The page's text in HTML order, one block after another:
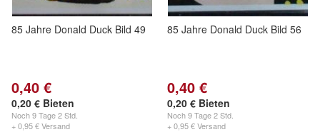
85 Jahre Donald Duck Bild 49
0,40 €
0,20 € Bieten
Noch9 Tage 2 Std.
+ 0,95 € Versand
85 Jahre Donald Duck Bild 56
0,40 €
0,20 € Bieten
Noch9 Tage 2 Std.
+ 0,95 € Versand